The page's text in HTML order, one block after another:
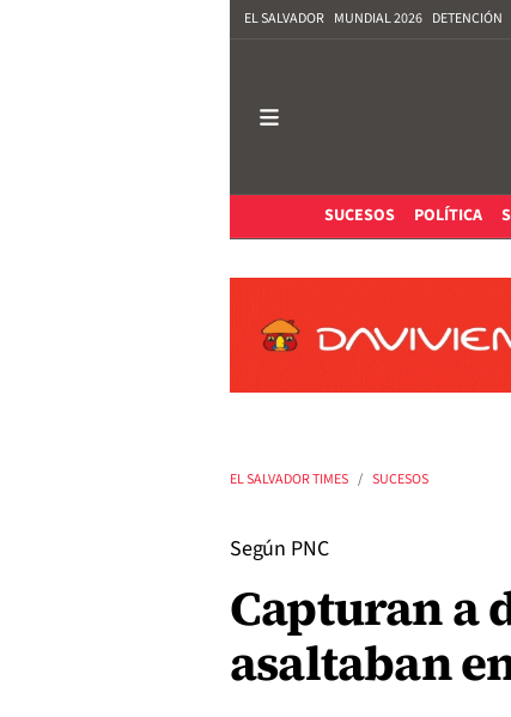
EL SALVADOR MUNDIAL 2026 DETENCIÓN
SUCESOS
POLÍTICA
EL SALVADOR TIMES SUCESOS
Según PNC
Capturan a
asaltaban